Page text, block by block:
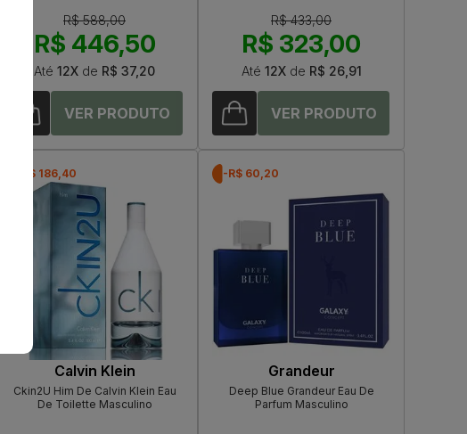
R$ 588,00
R$ 446,50
Até 12X de R$ 37,20
R$ 433,00
R$ 323,00
Até 12Xde R$ 26,91
-R$ 186,40
Calvin Klein
Ckin2U Him De Calvin Klein Eau
De Toilette Masculino
-R$ 60,20
Grandeur
Deep Blue Grandeur Eau De
Parfum Masculino